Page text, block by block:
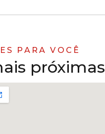
PARA VOCÊ
próximas